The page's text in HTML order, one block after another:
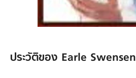
ประวัติของ Earle Swensen